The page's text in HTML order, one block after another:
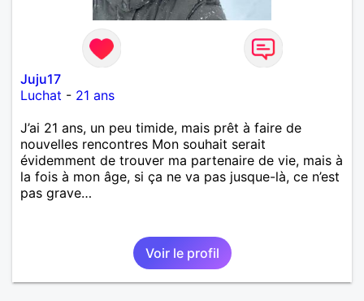
Juju17
Luchat - 21 ans
J’ai 21 ans, un peu timide, mais prêt à faire de
nouvelles rencontres Mon souhait serait
évidemment de trouver ma partenaire de vie, mais à
la fois à mon âge, si ça ne va pas jusque-là, ce n’est
pas grave…
Voir le profil